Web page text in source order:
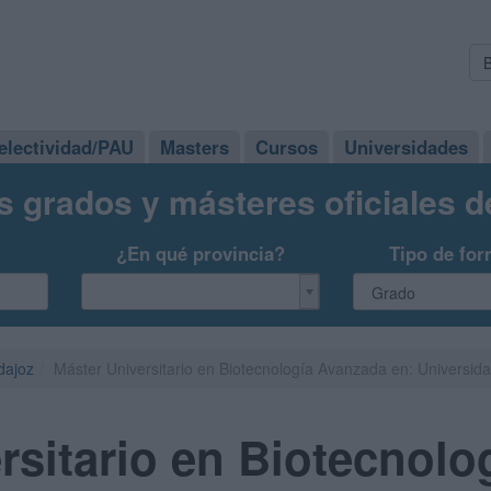
PAU Masters Cursos Universidades
grados y másteres oficiales
¿En qué provincia? Tipo de
en